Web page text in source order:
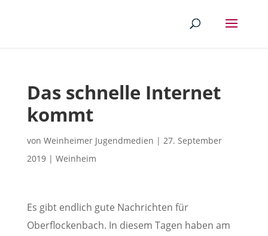
Das schnelle Internet
kommt
von Weinheimer Jugendmedien | 27. September
2019| Weinheim
Es gibt endlich gute Nachrichten für
Oberflockenbach. In diesem Tagen haben am